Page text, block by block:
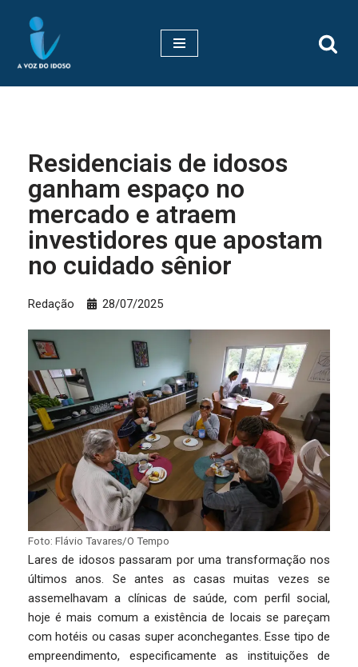
Pular
para
Residenciais de idosos
ganham espaço no
mercado e atraem
investidores que apostam
no cuidado sênior
Redação 28/07/2025
Foto: Flávio Tavares/O Tempo
Lares de idosos passaram por uma transformação nos
últimos anos. Se antes as casas muitas vezes se
assemelhavam a clínicas de saúde, com perfil social,
hoje é mais comum a existência de locais se pareçam
com hotéis ou casas super aconchegantes. Esse tipo de
empreendimento, especificamente as instituições de